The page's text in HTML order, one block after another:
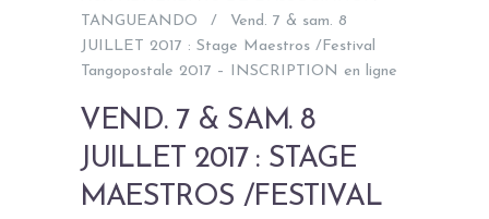
TANGUEANDO
Vend. 7 & sam. 8
JUILLET 2017 : Stage Maestros /Festival
Tangopostale 2017 – INSCRIPTION en ligne
VEND. 7 & SAM. 8
JUILLET 2017 : STAGE
MAESTROS /FESTIVAL